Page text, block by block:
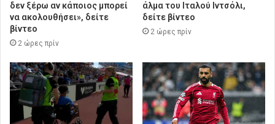
δεν ξέρω αν κάποιος μπορεί
να ακολουθήσει», δείτε
βίντεο
2 ώρες πρίν
άλμα του Ιταλού Ιντσόλι,
δείτε βίντεο
2 ώρες πρίν